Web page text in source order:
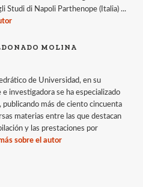
Studi di Napoli Parthenope (Italia) ...
MOLINA
de Universidad, en su
investigadora se ha especializado
publicando más de ciento cincuenta
materias entre las que destacan
y las prestaciones por
sobre el autor